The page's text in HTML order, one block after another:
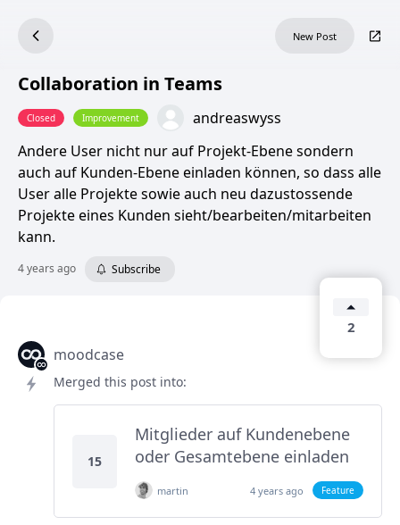
New Post
Collaboration in Teams
Closed Improvement
andreaswyss
Andere User nicht nur auf Projekt-Ebene sondern
auch auf Kunden-Ebene einladen können, so dass alle
User alle Projekte sowie auch neu dazustossende
Projekte eines Kunden sieht/bearbeiten/mitarbeiten
kann.
4 years ago Subscribe
2
moodcase
Merged this post into:
15
Mitglieder auf Kundenebene
oder Gesamtebene einladen
martin 4 years ago Feature